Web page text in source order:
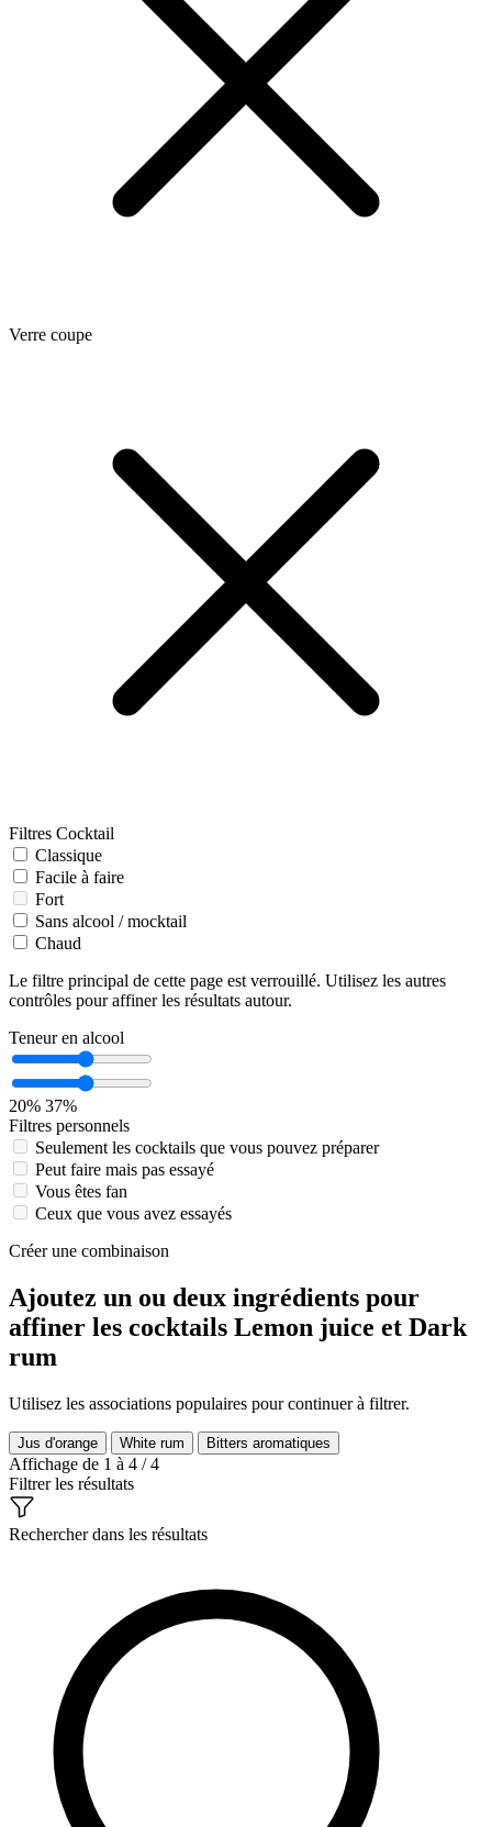
Verre coupe
Filtres Cocktail
Classique
Facile à faire
Fort
Sans alcool / mocktail
Chaud
Le filtre principal de cette page est verrouillé. Utilisez les autres
contrôles pour affiner les résultats autour.
Teneur en alcool
20% 37%
Filtres personnels
Seulement les cocktails que vous pouvez préparer
Peut faire mais pas essayé
Vous êtes fan
Ceux que vous avez essayés
Créer une combinaison
Ajoutez un ou deux ingrédients pour
affiner les cocktails Lemon juice et Dark
rum
Utilisez les associations populaires pour continuer à filtrer.
Jus d'orange White rum Bitters aromatiques
Affichage de 1 à 4 / 4
Filtrer les résultats
Rechercher dans les résultats